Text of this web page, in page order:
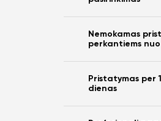
Nemokamas
perkantiems nuo
Pristatymas per
dienas